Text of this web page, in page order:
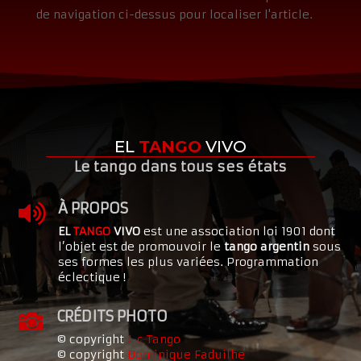
de navigation ci-dessus pour localiser l'article.
EL TANGO VIVO
Le tango dans tous ses états
 À PROPOS
ELTANGO VIVOest une association loi 1901 dont
l’objet est de promouvoir le tango argentinsous
ses formes les plus variées. Programmation
éclectique !
 CRÉDITS PHOTO
© copyrightJ-c Tango
© copyright Dominique Faduilhe